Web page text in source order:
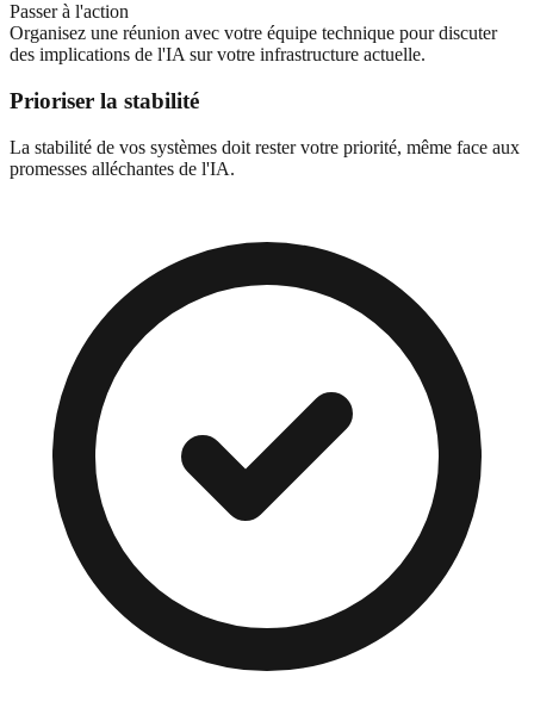
Passer à l'action
Organisez une réunion avec votre équipe technique pour discuter
des implications de l'IA sur votre infrastructure actuelle.
Prioriser la stabilité
La stabilité de vos systèmes doit rester votre priorité, même face aux
promesses alléchantes de l'IA.